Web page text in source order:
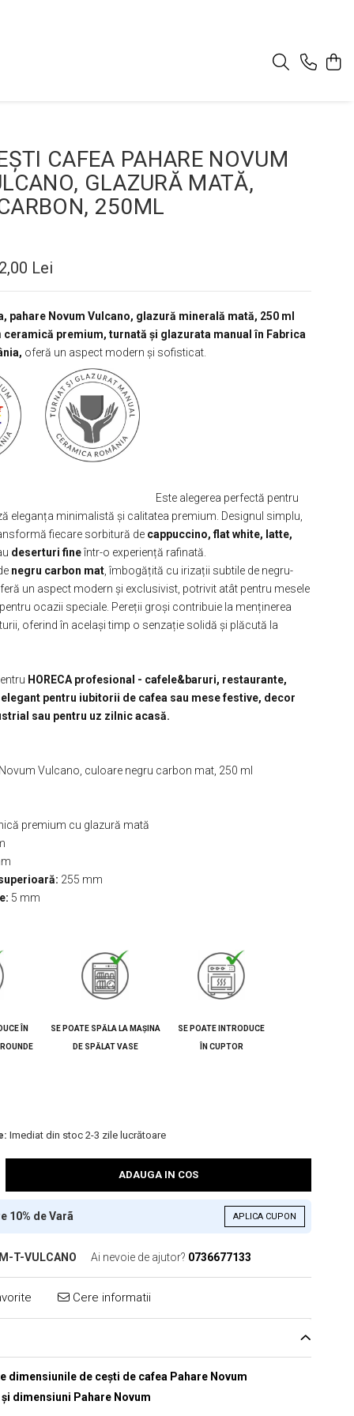
CAFEA PAHARE NOVUM
GLAZURĂ MATĂ,
250ML
Lei
pahare Novum Vulcano, glazură minerală mată, 250 ml
ceramică premium, turnată și glazurata manual în Fabrica
nia, oferă un aspect modern și sofisticat.
Este alegerea perfectă pentru
eleganța minimalistă și calitatea premium. Designul simplu,
fiecare sorbitură de cappuccino, flat white, latte,
deserturi fineîntr-o experiență rafinată.
negru carbon mat, îmbogățită cu irizații subtile de negru-
un aspect modern și exclusivist, potrivit atât pentru mesele
ocazii speciale. Pereții groși contribuie la menținerea
oferind în același timp o senzație solidă și plăcută la
HORECA profesional - cafele&baruri, restaurante,
pentru iubitorii de cafea sau mese festive, decor
sau pentru uz zilnic acasă.
Vulcano, culoare negru carbon mat, 250 ml
premium cu glazură mată
255 mm
5 mm
ÎN SE POATE SPĂLA LA MAȘINA
DE SPĂLAT VASE
SE POATE INTRODUCE
ÎN CUPTOR
Imediat din stoc 2-3 zile lucrătoare
ADAUGA IN COS
10% de Varã APLICA CUPON
T-VULCANO Ai nevoie de ajutor? 0736677133
Cere informatii
dimensiunile de cești de cafea Pahare Novum
dimensiuni Pahare Novum